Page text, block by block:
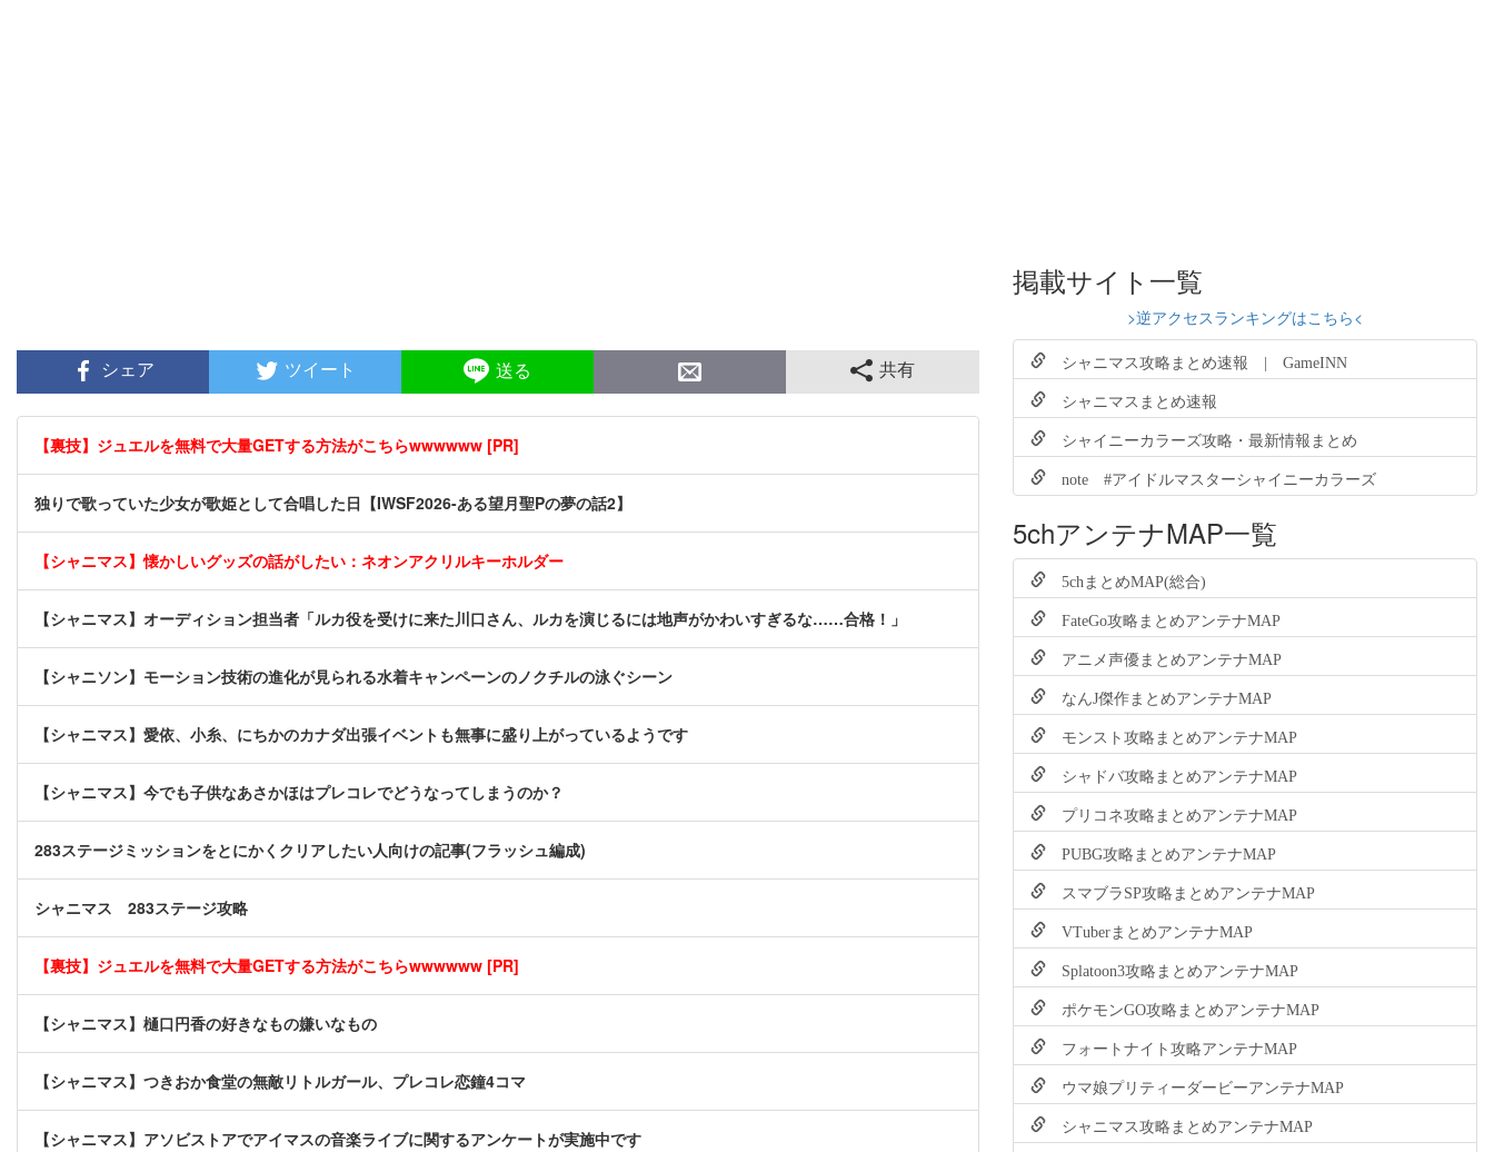
シェア ツイート 送る 共有
【裏技】ジュエルを無料で大量GETする方法がこちらwwwwww [PR]
独りで歌っていた少女が歌姫として合唱した日【IWSF2026-ある望月聖Pの夢の話2】
【シャニマス】懐かしいグッズの話がしたい：ネオンアクリルキーホルダー
【シャニマス】オーディション担当者「ルカ役を受けに来た川口さん、ルカを演じるには地声がかわいすぎるな……合格！」
【シャニソン】モーション技術の進化が見られる水着キャンペーンのノクチルの泳ぐシーン
【シャニマス】愛依、小糸、にちかのカナダ出張イベントも無事に盛り上がっているようです
【シャニマス】今でも子供なあさかほはプレコレでどうなってしまうのか？
283ステージミッションをとにかくクリアしたい人向けの記事(フラッシュ編成)
シャニマス 283ステージ攻略
【裏技】ジュエルを無料で大量GETする方法がこちらwwwwww [PR]
【シャニマス】樋口円香の好きなもの嫌いなもの
【シャニマス】つきおか食堂の無敵リトルガール、プレコレ恋鐘4コマ
【シャニマス】アソビストアでアイマスの音楽ライブに関するアンケートが実施中です
掲載サイト一覧
>逆アクセスランキングはこちら<
シャニマス攻略まとめ速報 | GameINN
シャニマスまとめ速報
シャイニーカラーズ攻略・最新情報まとめ
note #アイドルマスターシャイニーカラーズ
5chアンテナMAP一覧
5chまとめMAP(総合)
FateGo攻略まとめアンテナMAP
アニメ声優まとめアンテナMAP
なんJ傑作まとめアンテナMAP
モンスト攻略まとめアンテナMAP
シャドバ攻略まとめアンテナMAP
プリコネ攻略まとめアンテナMAP
PUBG攻略まとめアンテナMAP
スマブラSP攻略まとめアンテナMAP
VTuberまとめアンテナMAP
Splatoon3攻略まとめアンテナMAP
ポケモンGO攻略まとめアンテナMAP
フォートナイト攻略アンテナMAP
ウマ娘プリティーダービーアンテナMAP
シャニマス攻略まとめアンテナMAP